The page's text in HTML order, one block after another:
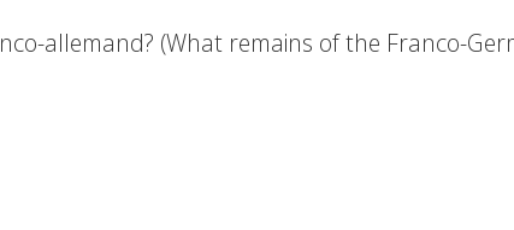
allemand? (What remains of the Franco-